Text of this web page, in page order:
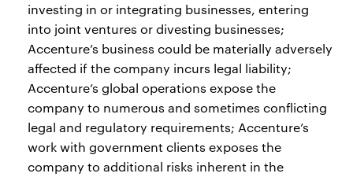
investing in or integrating businesses, entering
into joint ventures or divesting businesses;
Accenture’s business could be materially adversely
affected if the company incurs legal liability;
Accenture’s global operations expose the
company to numerous and sometimes conflicting
legal and regulatory requirements; Accenture’s
work with government clients exposes the
company to additional risks inherent in the